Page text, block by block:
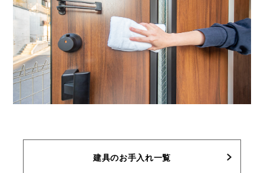
建具のお手入れ一覧